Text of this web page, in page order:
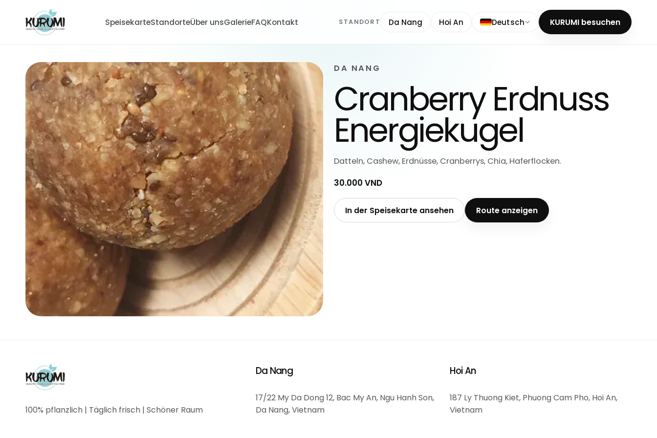
SpeisekarteStandorteÜber unsGalerieFAQKontakt STANDORT Da Nang Hoi An Deutsch KURUMI besuchen
DA NANG
Cranberry Erdnuss
Energiekugel
Datteln, Cashew, Erdnüsse, Cranberrys, Chia, Haferflocken.
30.000 VND
In der Speisekarte ansehen Route anzeigen
100% pflanzlich | Täglich frisch | Schöner Raum
Da Nang
17/22 My Da Dong 12, Bac My An, Ngu Hanh Son,
Da Nang, Vietnam
Hoi An
187 Ly Thuong Kiet, Phuong Cam Pho, Hoi An,
Vietnam